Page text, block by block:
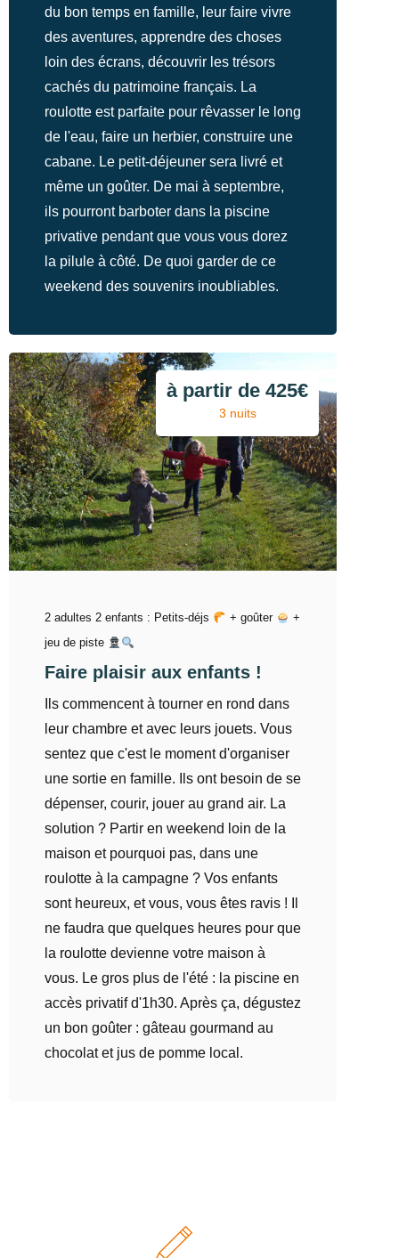
du bon temps en famille, leur faire vivre
des aventures, apprendre des choses
loin des écrans, découvrir les trésors
cachés du patrimoine français. La
roulotte est parfaite pour rêvasser le long
de l'eau, faire un herbier, construire une
cabane. Le petit-déjeuner sera livré et
même un goûter. De mai à septembre,
ils pourront barboter dans la piscine
privative pendant que vous vous dorez
la pilule à côté. De quoi garder de ce
weekend des souvenirs inoubliables.
à partir de 425€
3 nuits
2 adultes 2 enfants : Petits-déjs + goûter
+
jeu de piste
Faire plaisir aux enfants !
Ils commencent à tourner en rond dans
leur chambre et avec leurs jouets. Vous
sentez que c'est le moment d'organiser
une sortie en famille. Ils ont besoin de se
dépenser, courir, jouer au grand air. La
solution ? Partir en weekend loin de la
maison et pourquoi pas, dans une
roulotte à la campagne ? Vos enfants
sont heureux, et vous, vous êtes ravis ! Il
ne faudra que quelques heures pour que
la roulotte devienne votre maison à
vous. Le gros plus de l'été : la piscine en
accès privatif d'1h30. Après ça, dégustez
un bon goûter : gâteau gourmand au
chocolat et jus de pomme local.